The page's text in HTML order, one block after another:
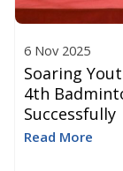
6 Nov 2025
Soaring
4th
Successfully
Read More